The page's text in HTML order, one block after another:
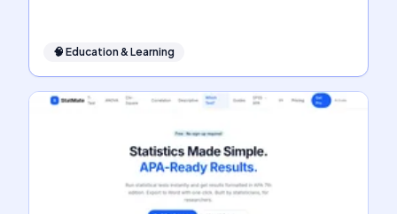
🧠 Education & Learning